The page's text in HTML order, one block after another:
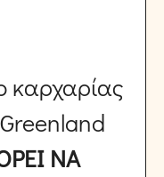
καρχαρίας
ΝΑ